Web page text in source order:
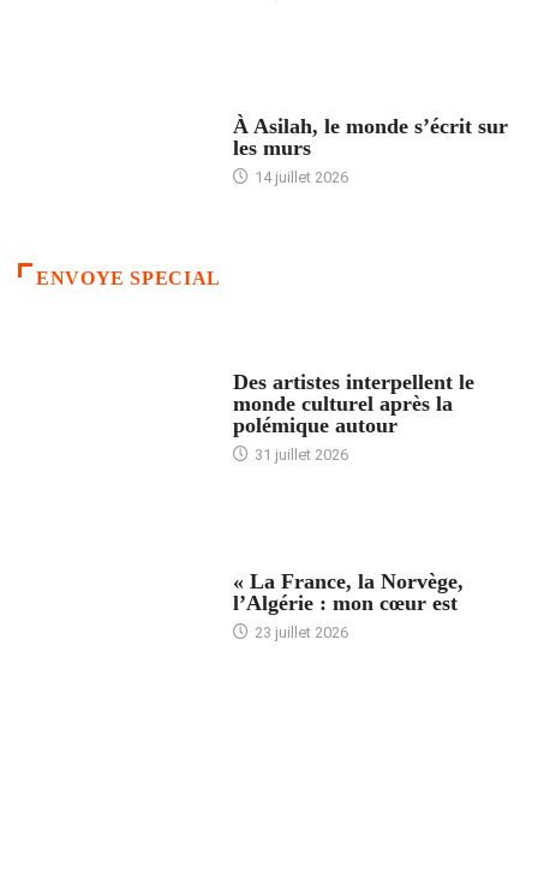
À Asilah, le monde s’écrit sur
les murs
14 juillet 2026
ENVOYE SPECIAL
Des artistes interpellent le
monde culturel après la
polémique autour
31 juillet 2026
« La France, la Norvège,
l’Algérie : mon cœur est
23 juillet 2026